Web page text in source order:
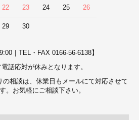
22 23 24 25 26
29 30
｜TEL・FAX 0166-56-6138】
話応対が休みとなります。
の相談は、休業日もメールにて対応させて
。お気軽にご相談下さい。